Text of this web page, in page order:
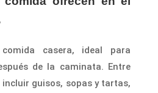
casera, ideal para
de la caminata. Entre
incluir guisos, sopas y tartas,